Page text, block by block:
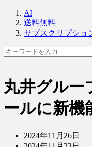
AI
送料無料
サブスクリプショ
丸井グル
ールに新機
2024年11月26日